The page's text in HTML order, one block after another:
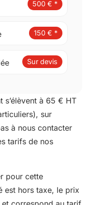
500 € *
150 € *
Sur devis
s’élèvent à 65 € HT
sur
à nous contacter
tarifs de nos
pour cette
est hors taxe, le prix